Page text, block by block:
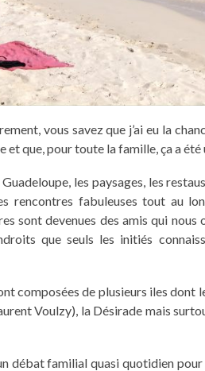
vous savez que j’ai eu la
et que, pour toute la famille, ça a
les paysages, les
rencontres fabuleuses tout au
sont devenues des amis qui
que seuls les initiés
composées de plusieurs iles dont
Voulzy), la Désirade mais
débat familial quasi quotidien